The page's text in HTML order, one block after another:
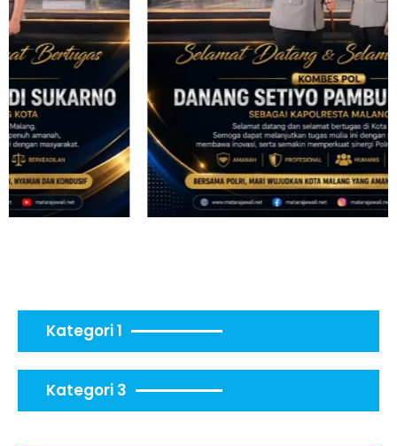
Kategori 1
Kategori 3